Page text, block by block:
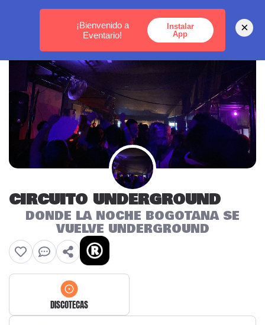
MEDELLÍN - BOGOTÁ - CARTAGENA
CIRCUITO UNDERGROUND
DONDE LA NOCHE BOGOTANA SE
VUELVE UNDERGROUND
DISCOTECAS
¡Bienvenido a
Eventario!
Instalar
App
×